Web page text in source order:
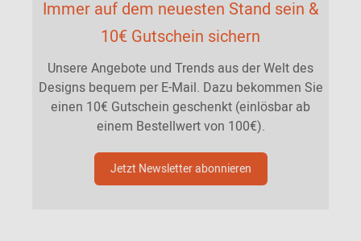
Immer auf dem neuesten Stand sein &
10€ Gutschein sichern
Unsere Angebote und Trends aus der Welt des
Designs bequem per E-Mail. Dazu bekommen Sie
einen 10€ Gutschein geschenkt (einlösbar ab
einem Bestellwert von 100€).
Jetzt Newsletter abonnieren